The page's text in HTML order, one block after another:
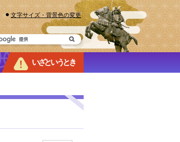
文字サイズ・背景色の変更
いざというとき